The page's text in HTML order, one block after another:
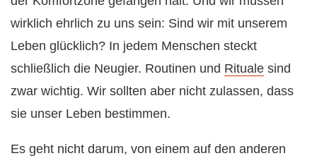
wirklich ehrlich zu uns sein: Sind wir mit unserem
Leben glücklich? In jedem Menschen steckt
schließlich die Neugier. Routinen und Rituale sind
zwar wichtig. Wir sollten aber nicht zulassen, dass
sie unser Leben bestimmen.
Es geht nicht darum, von einem auf den anderen